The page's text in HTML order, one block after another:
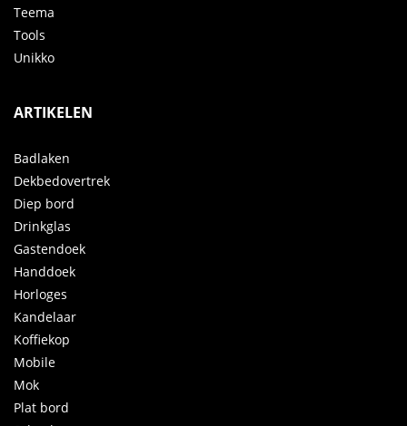
Teema
Tools
Unikko
ARTIKELEN
Badlaken
Dekbedovertrek
Diep bord
Drinkglas
Gastendoek
Handdoek
Horloges
Kandelaar
Koffiekop
Mobile
Mok
Plat bord